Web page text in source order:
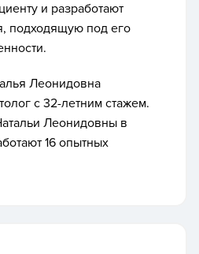
и разработают
подходящую под его
Леонидовна
с 32-летним стажем.
Леонидовны в
16 опытных